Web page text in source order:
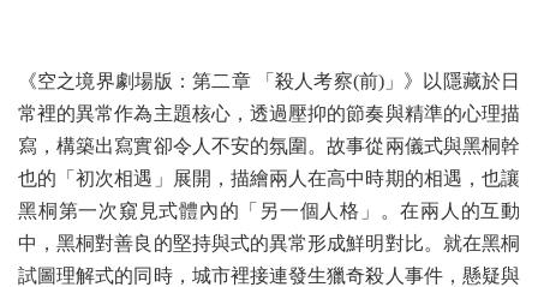
《空之境界劇場版：第二章 「殺⼈考察(前)」》以隱藏於日
常裡的異常作為主題核心，透過壓抑的節奏與精準的心理描
寫，構築出寫實卻令人不安的氛圍。故事從兩儀式與黑桐幹
也的「初次相遇」展開，描繪兩人在高中時期的相遇，也讓
黑桐第一次窺見式體內的「另一個人格」。在兩人的互動
中，黑桐對善良的堅持與式的異常形成鮮明對比。就在黑桐
試圖理解式的同時，城市裡接連發生獵奇殺人事件，懸疑與